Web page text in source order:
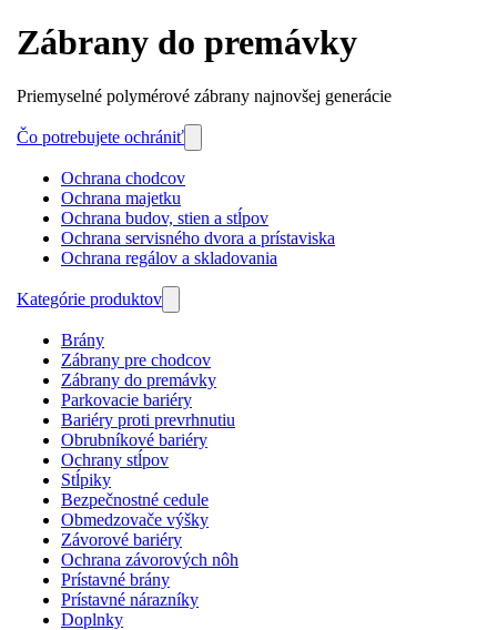
Zábrany do premávky
Priemyselné polymérové ​​zábrany najnovšej generácie
Čo potrebujete ochrániť
Ochrana chodcov
Ochrana majetku
Ochrana budov, stien a stĺpov
Ochrana servisného dvora a prístaviska
Ochrana regálov a skladovania
Kategórie produktov
Brány
Zábrany pre chodcov
Zábrany do premávky
Parkovacie bariéry
Bariéry proti prevrhnutiu
Obrubníkové bariéry
Ochrany stĺpov
Stĺpiky
Bezpečnostné cedule
Obmedzovače výšky
Závorové bariéry
Ochrana závorových nôh
Prístavné brány
Prístavné nárazníky
Doplnky